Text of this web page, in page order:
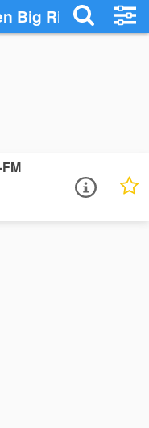
Big River -